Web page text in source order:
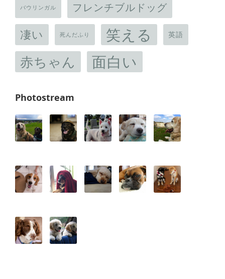
バウリンガル フレンチブルドッグ
凄い 死んだふり 笑える 英語
赤ちゃん 面白い
Photostream